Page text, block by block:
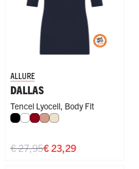
ALLURE
DALLAS
Tencel Lyocell, Body Fit
Zwart
WitDonkerrood
Misty Rose
Ivoor
€ 23,29
€ 27,95